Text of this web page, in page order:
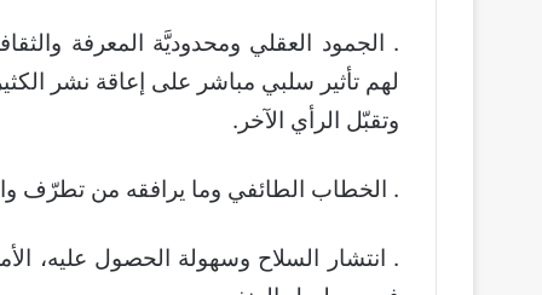
. الجمود العقلي ومحدوديَّة المعرفة
لهم تأثير سلبي مباشر على إعاقة نشر
وتقبّل الرأي الآخر.
. الخطاب الطائفي وما يرافقه من تطرّف
. انتشار السلاح وسهولة الحصول عليه،